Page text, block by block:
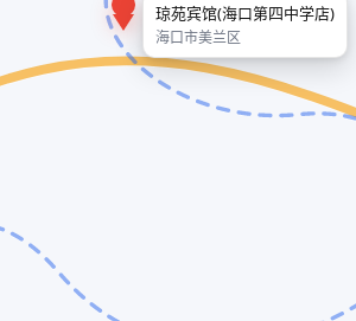
琼苑宾馆(海口第四中学店)
海口市美兰区